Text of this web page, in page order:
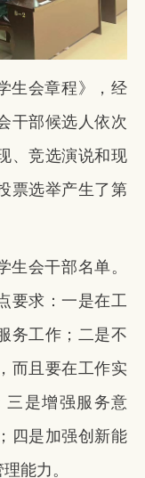
生会章程》，经
干部候选人依次
、竞选演说和现
票选举产生了第
生会干部名单。
要求：一是在工
务工作；二是不
而且要在工作实
三是增强服务意
四是加强创新能
能力。